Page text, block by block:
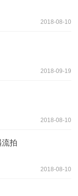
2018-08-10
2018-09-19
2018-08-10
拍
2018-08-10